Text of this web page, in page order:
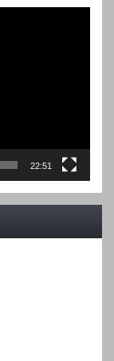
22:51